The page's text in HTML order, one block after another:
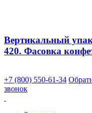
Вертикальный
420. Фасовка
+7 (800) 550-61-34
звонок